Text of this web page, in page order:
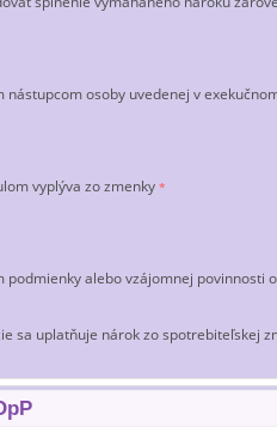
nástupcom osoby uvedenej v
vyplýva zo zmenky*
podmienky alebo vzájomnej povinnosti
sa uplatňuje nárok zo spotrebiteľskej